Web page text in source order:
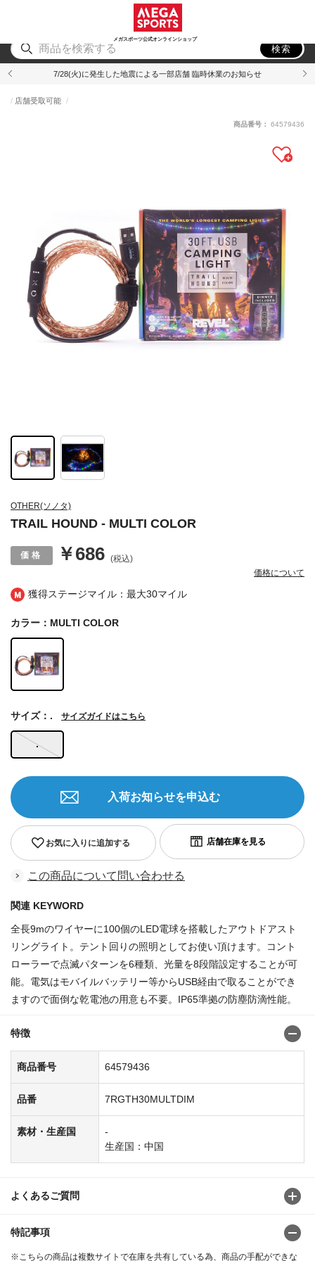
メガスポーツ公式オンラインショップ
アウトドア
検索
7/28(火)に発生した地震による一部店舗 臨時休業のお知らせ
獲得ステージマイル：最大30マイル
OTHER(ソノタ)
TRAIL HOUND - MULTI COLOR
店舗受取可能
￥686 (税込)
価格について
商品番号： 64579436
カラー：MULTI COLOR
.
サイズ：. サイズガイドはこちら
お気に入りに追加する
入荷お知らせを申込む
この商品について問い合わせる
関連 KEYWORD
全長9mのワイヤーに100個のLED電球を搭載したアウトドアスト
リングライト。テント回りの照明としてお使い頂けます。コント
ローラーで点滅パターンを6種類、光量を8段階設定することが可
能。電気はモバイルバッテリー等からUSB経由で取ることができ
ますので面倒な乾電池の用意も不要。IP65準拠の防塵防滴性能。
特徴
商品番号 64579436
品番 7RGTH30MULTDIM
素材・生産国
-
生産国：中国
よくあるご質問
特記事項
※こちらの商品は複数サイトで在庫を共有している為、商品の手配ができな